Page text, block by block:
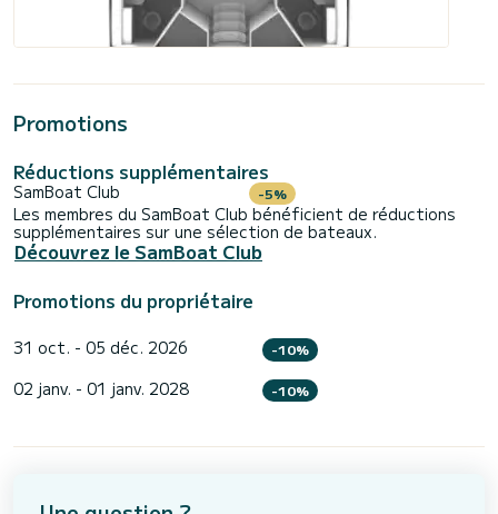
Promotions
Réductions supplémentaires
SamBoat Club -5%
Les membres du SamBoat Club bénéficient de réductions
supplémentaires sur une sélection de bateaux.
Découvrez le SamBoat Club
Promotions du propriétaire
31 oct. - 05 déc. 2026 -10%
02 janv. - 01 janv. 2028 -10%